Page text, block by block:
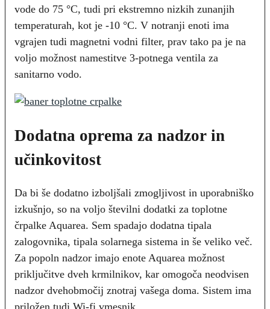
vode do 75 °C, tudi pri ekstremno nizkih zunanjih
temperaturah, kot je -10 °C. V notranji enoti ima
vgrajen tudi magnetni vodni filter, prav tako pa je na
voljo možnost namestitve 3-potnega ventila za
sanitarno vodo.
Dodatna oprema za nadzor in
učinkovitost
Da bi še dodatno izboljšali zmogljivost in uporabniško
izkušnjo, so na voljo številni dodatki za toplotne
črpalke Aquarea. Sem spadajo dodatna tipala
zalogovnika, tipala solarnega sistema in še veliko več.
Za popoln nadzor imajo enote Aquarea možnost
priključitve dveh krmilnikov, kar omogoča neodvisen
nadzor dvehobmočij znotraj vašega doma. Sistem ima